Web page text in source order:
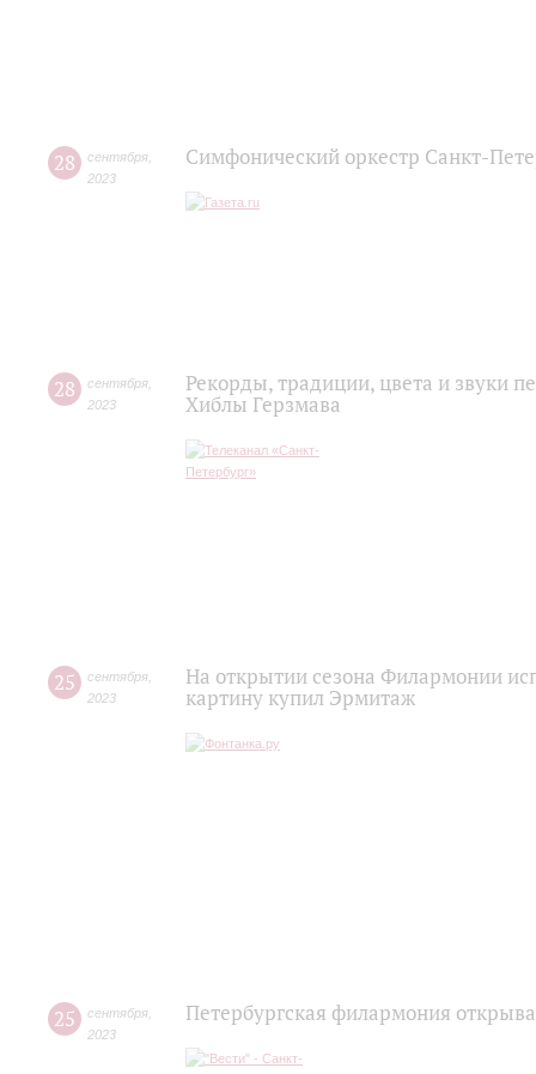
28 сентября
2023
Симфонический оркестр Санкт-
28 сентября
2023
Рекорды, традиции, цвета и звуки
Хиблы Герзмава
25 сентября
2023
На открытии сезона Филармонии
картину купил Эрмитаж
25 сентября
2023
Петербургская филармония